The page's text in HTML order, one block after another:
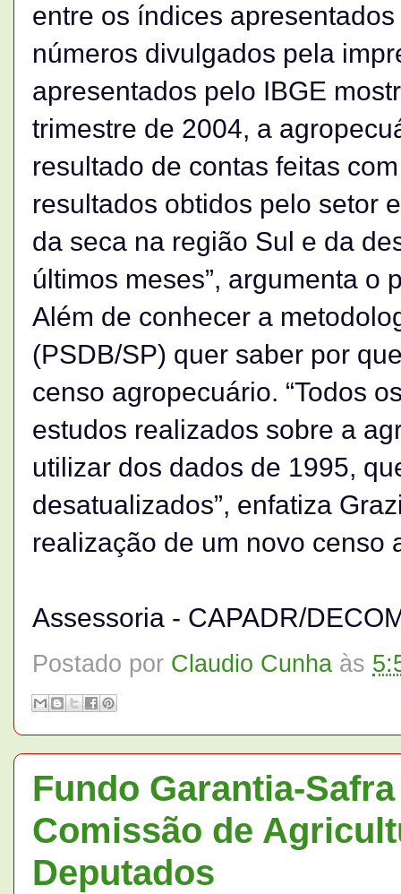
entre os índices
números divulgados pela
apresentados pelo IBGE
trimestre de 2004, a
resultado de contas feitas
resultados obtidos pelo setor
da seca na região Sul e da
últimos meses”, argumenta o
Além de conhecer a
(PSDB/SP) quer saber por
censo agropecuário. “Todos
estudos realizados sobre a
utilizar dos dados de 1995,
desatualizados”, enfatiza
realização de um novo censo
Assessoria - CAPADR/
Postado por Claudio Cunha às
Fundo Garantia-
Comissão de
Deputados